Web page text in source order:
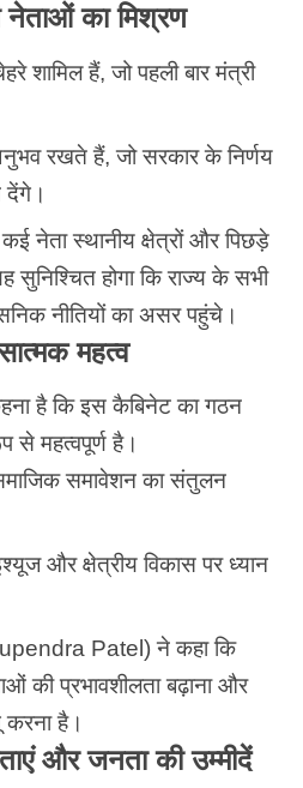
का मिश्रण
शामिल हैं, जो पहली बार मंत्री
रखते हैं, जो सरकार के निर्णय
देंगे।
नेता स्थानीय क्षेत्रों और पिछड़े
होगा कि राज्य के सभी
नीतियों का असर पहुंचे।
महत्व
है कि इस कैबिनेट का गठन
से महत्वपूर्ण है।
समावेशन का संतुलन
और क्षेत्रीय विकास पर ध्यान
Patel) ने कहा कि
की प्रभावशीलता बढ़ाना और
करना है।
और जनता की उम्मीदें